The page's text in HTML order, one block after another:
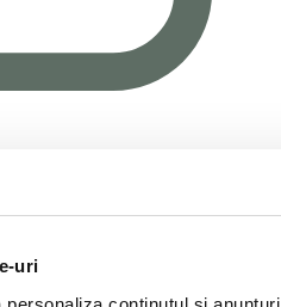
uri